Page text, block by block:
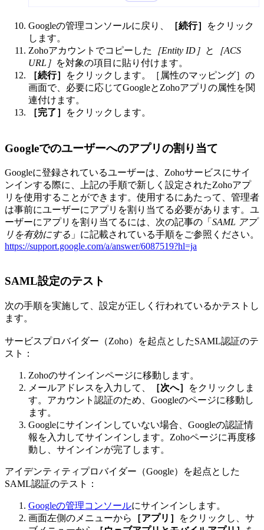
Googleの管理コンソールに戻り、 ［続行］
をクリック
します。
Zohoアカウントでコピーした
［Entity ID］ と
［ACS
URL］ を対象の項目に貼り付けます。
［続行］
をクリックします。［属性のマッピング］の
画面で、必要に応じてGoogleとZohoアプリの属性を関
連付けます。
［完了］
をクリックします。
Googleでのユーザーへのアプリの割り当て
Googleに登録されているユーザーは、Zohoサービスにサイ
ンインする際に、上記の手順で新しく設定されたZohoアプ
リを使用することができます。使用するにあたって、管理者
は事前にユーザーにアプリを割り当てる必要があります。ユ
ーザーにアプリを割り当てるには、次の記事の「 SAML アプ
リを有効にする 」に記載されている手順をご参照ください。
https://support.google.com/a/answer/6087519?hl=ja
SAML設定のテスト
次の手順を実施して、設定が正しく行われているかテストし
ます。
サービスプロバイダー（Zoho）を起点としたSAML認証のテ
スト：
Zohoのサインインページに移動します。
メールアドレスを入力して、
［次へ］
をクリックしま
す。アカウント認証のため、Googleのページに移動し
ます。
Googleにサインインしていない場合、Googleの認証情
報を入力してサインインします。Zohoページに再度移
動し、サインインが完了します。
アイデンティティプロバイダー（Google）を起点とした
SAML認証のテスト：
Googleの管理コンソールにサインインします。
画面左側のメニューから
［アプリ］
をクリックし、サ